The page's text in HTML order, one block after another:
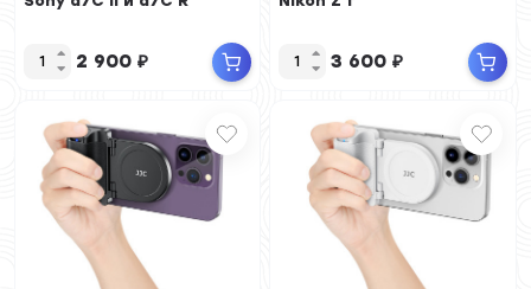
2 900 ₽ 3 600 ₽